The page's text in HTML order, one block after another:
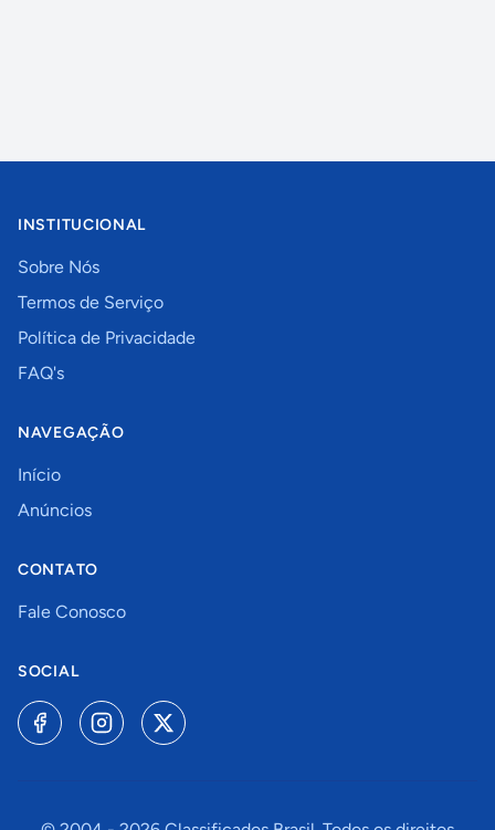
INSTITUCIONAL
Sobre Nós
Termos de Serviço
Política de Privacidade
FAQ's
NAVEGAÇÃO
Início
Anúncios
CONTATO
Fale Conosco
SOCIAL